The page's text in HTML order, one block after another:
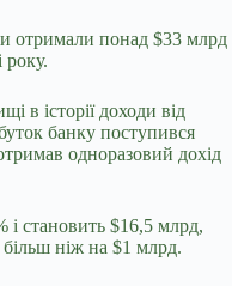
отримали понад $33 млрд
року.
в історії доходи від
банку поступився
одноразовий дохід
і становить $16,5 млрд,
ніж на $1 млрд.